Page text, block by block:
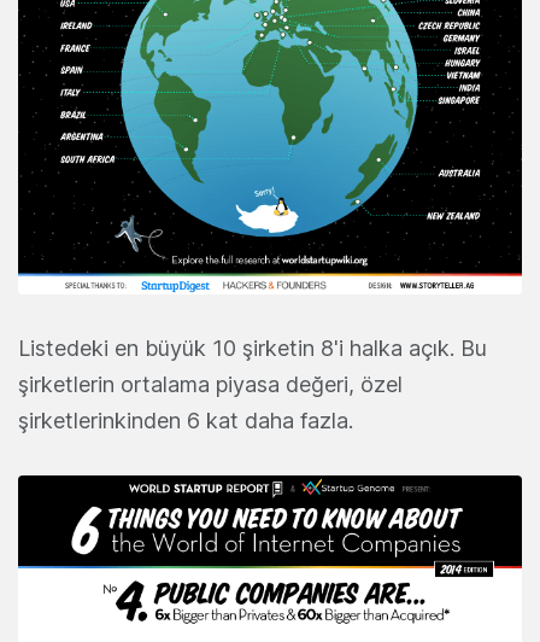
Listedeki en büyük 10 şirketin 8'i halka açık. Bu
şirketlerin ortalama piyasa değeri, özel
şirketlerinkinden 6 kat daha fazla.